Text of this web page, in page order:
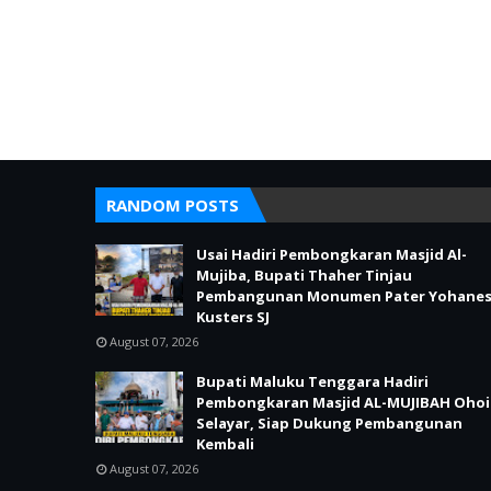
RANDOM POSTS
Usai Hadiri Pembongkaran Masjid Al-
Mujiba, Bupati Thaher Tinjau
Pembangunan Monumen Pater Yohanes
Kusters SJ
August 07, 2026
Bupati Maluku Tenggara Hadiri
Pembongkaran Masjid AL-MUJIBAH Ohoi
Selayar, Siap Dukung Pembangunan
Kembali
August 07, 2026